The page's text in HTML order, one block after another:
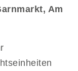
Am